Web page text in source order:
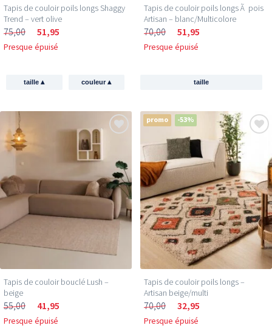
Tapis de couloir poils longs Shaggy
Trend – vert olive
75,00 51,95
Presque épuisé
taille▴ couleur▴
Tapis de couloir poils longs Ã pois
Artisan – blanc/Multicolore
70,00 51,95
Presque épuisé
taille
Tapis de couloir bouclé Lush –
beige
55,00 41,95
Presque épuisé
promo -53%
Tapis de couloir poils longs –
Artisan beige/multi
70,00 32,95
Presque épuisé